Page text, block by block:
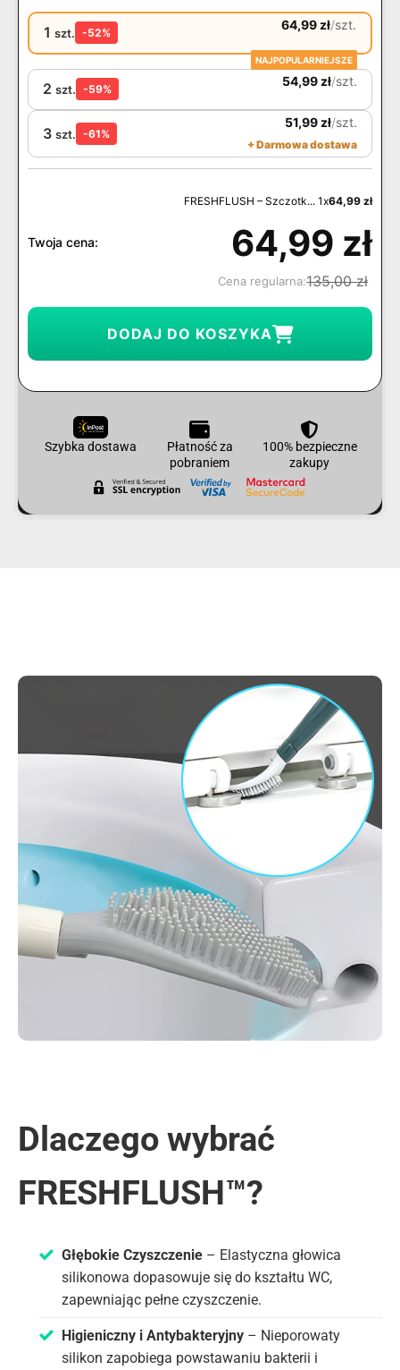
1 szt. -52%
64,99 zł/szt.
NAJPOPULARNIEJSZE
2 szt. -59%
54,99 zł/szt.
3 szt. -61%
51,99 zł/szt.
+ Darmowa dostawa
FRESHFLUSH – Szczotk... 1x64,99 zł
Twoja cena: 64,99 zł
Cena regularna:135,00zł
DODAJ DO KOSZYKA
Szybka dostawa
Płatność za
pobraniem
100% bezpieczne
zakupy
Dlaczego wybrać
FRESHFLUSH™?
Głębokie Czyszczenie – Elastyczna głowica
silikonowa dopasowuje się do kształtu WC,
zapewniając pełne czyszczenie.
Higieniczny i Antybakteryjny – Nieporowaty
silikon zapobiega powstawaniu bakterii i